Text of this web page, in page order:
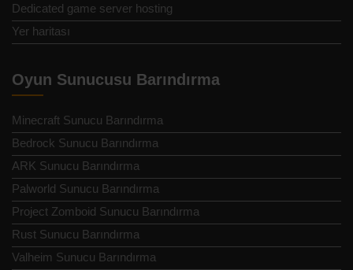
Dedicated game server hosting
Yer haritası
Oyun Sunucusu Barındırma
Minecraft Sunucu Barındırma
Bedrock Sunucu Barındırma
ARK Sunucu Barındırma
Palworld Sunucu Barındırma
Project Zomboid Sunucu Barındırma
Rust Sunucu Barındırma
Valheim Sunucu Barındırma